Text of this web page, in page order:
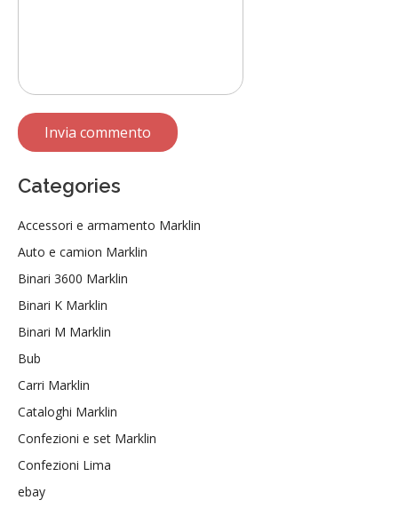
Categories
Accessori e armamento Marklin
Auto e camion Marklin
Binari 3600 Marklin
Binari K Marklin
Binari M Marklin
Bub
Carri Marklin
Cataloghi Marklin
Confezioni e set Marklin
Confezioni Lima
ebay